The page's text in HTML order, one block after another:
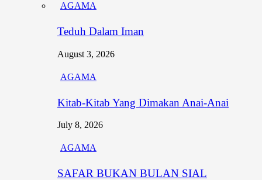
AGAMA
Teduh Dalam Iman
August 3, 2026
AGAMA
Kitab-Kitab Yang Dimakan Anai-Anai
July 8, 2026
AGAMA
SAFAR BUKAN BULAN SIAL